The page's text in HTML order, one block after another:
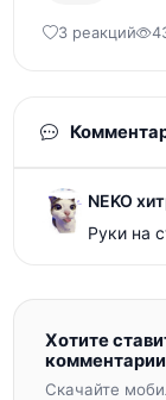
3 реакций
NEKO
Руки на
Хотите
Скачайте